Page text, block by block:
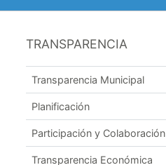
TRANSPARENCIA
Transparencia Municipal
Planificación
Participación y Colaboración
Transparencia Económica